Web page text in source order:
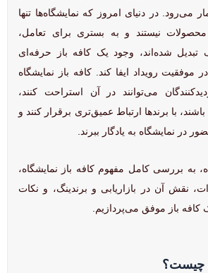
می‌رود. در دنیای امروز که نمایشگاه‌ها تنها
نیستند و به بستری برای تعامل،
تبدیل شده‌اند، وجود یک کافه باز حرفه‌ای
موفقیت رویداد ایفا کند. کافه باز نمایشگاه
می‌توانند در آن استراحت کنند،
با برندها ارتباط عمیق‌تری برقرار کنند و
در نمایشگاه به یادگار ببرند.
به بررسی کامل مفهوم کافه باز نمایشگاه،
نقش آن در بازاریابی و برندینگ، و نکات
کافه باز موفق می‌پردازیم.
چیست؟